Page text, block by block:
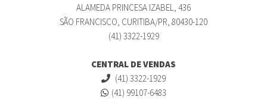
ALAMEDA PRINCESA IZABEL, 436
SÃO FRANCISCO, CURITIBA/PR, 80430-120
(41) 3322-1929
CENTRAL DE VENDAS
(41) 3322-1929
(41) 99107-6483